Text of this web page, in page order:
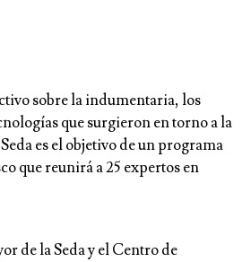
sobre la indumentaria, los
que surgieron en torno a la
es el objetivo de un programa
que reunirá a 25 expertos en
de la Seda y el Centro de